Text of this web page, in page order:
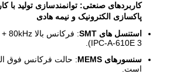
کاربردهای صنعتی: توانمندسازی تولید با
پاکسازی الکترونیک و نیمه هادی
استنسل های SMT
3 IPC-A-610E).
سنسورهای MEMS
است.